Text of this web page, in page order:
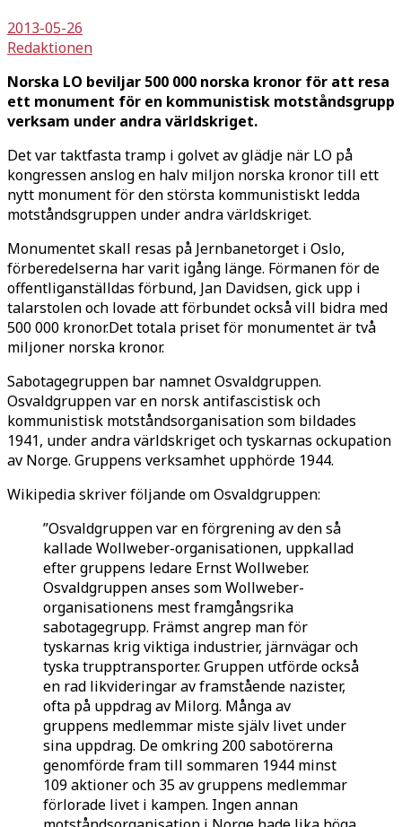
2013-05-26
Redaktionen
Norska LO beviljar 500 000 norska kronor för att resa
ett monument för en kommunistisk motståndsgrupp
verksam under andra världskriget.
Det var taktfasta tramp i golvet av glädje när LO på
kongressen anslog en halv miljon norska kronor till ett
nytt monument för den största kommunistiskt ledda
motståndsgruppen under andra världskriget.
Monumentet skall resas på Jernbanetorget i Oslo,
förberedelserna har varit igång länge. Förmanen för de
offentliganställdas förbund, Jan Davidsen, gick upp i
talarstolen och lovade att förbundet också vill bidra med
500 000 kronor.Det totala priset för monumentet är två
miljoner norska kronor.
Sabotagegruppen bar namnet Osvaldgruppen.
Osvaldgruppen var en norsk antifascistisk och
kommunistisk motståndsorganisation som bildades
1941, under andra världskriget och tyskarnas ockupation
av Norge. Gruppens verksamhet upphörde 1944.
Wikipedia skriver följande om Osvaldgruppen:
”Osvaldgruppen var en förgrening av den så
kallade Wollweber-organisationen, uppkallad
efter gruppens ledare Ernst Wollweber.
Osvaldgruppen anses som Wollweber-
organisationens mest framgångsrika
sabotagegrupp. Främst angrep man för
tyskarnas krig viktiga industrier, järnvägar och
tyska trupptransporter. Gruppen utförde också
en rad likvideringar av framstående nazister,
ofta på uppdrag av Milorg. Många av
gruppens medlemmar miste själv livet under
sina uppdrag. De omkring 200 sabotörerna
genomförde fram till sommaren 1944 minst
109 aktioner och 35 av gruppens medlemmar
förlorade livet i kampen. Ingen annan